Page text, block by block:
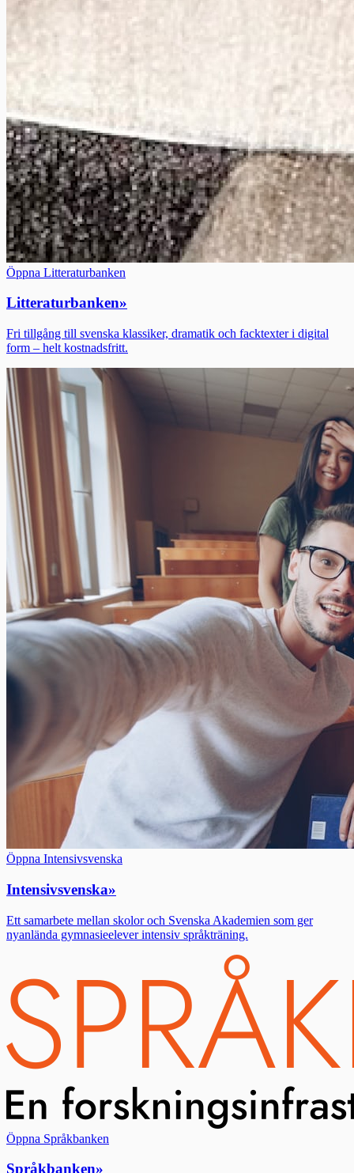
Öppna Litteraturbanken
Litteraturbanken»
Fri tillgång till svenska klassiker, dramatik och facktexter i digital
form – helt kostnadsfritt.
Öppna Intensivsvenska
Intensivsvenska»
Ett samarbete mellan skolor och Svenska Akademien som ger
nyanlända gymnasieelever intensiv språkträning.
Öppna Språkbanken
Språkbanken»